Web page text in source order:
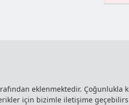
eklenmektedir.
için bizimle iletişime